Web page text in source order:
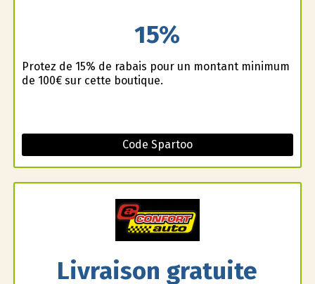
15%
Profitez de 15% de rabais pour un montant minimum
de 100€ sur cette boutique.
Code Spartoo
Livraison gratuite